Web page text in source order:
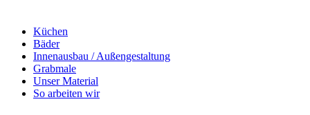
Küchen
Bäder
Innenausbau / Außengestaltung
Grabmale
Unser Material
So arbeiten wir